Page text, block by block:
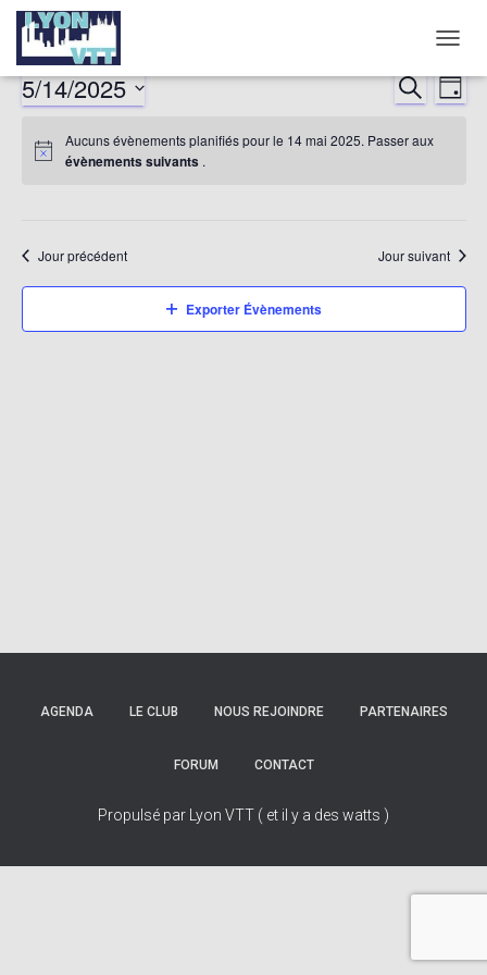
LA
et
de
vues
RECHERCHE
JOUR
5/14/2025
une
date.
Aucuns évènements planifiés pour le 14 mai 2025. Passer aux
évènements suivants .
Jour précédent Jour suivant
Exporter Évènements
AGENDA LE CLUB NOUS REJOINDRE PARTENAIRES
FORUM CONTACT
Propulsé par Lyon VTT ( et il y a des watts )